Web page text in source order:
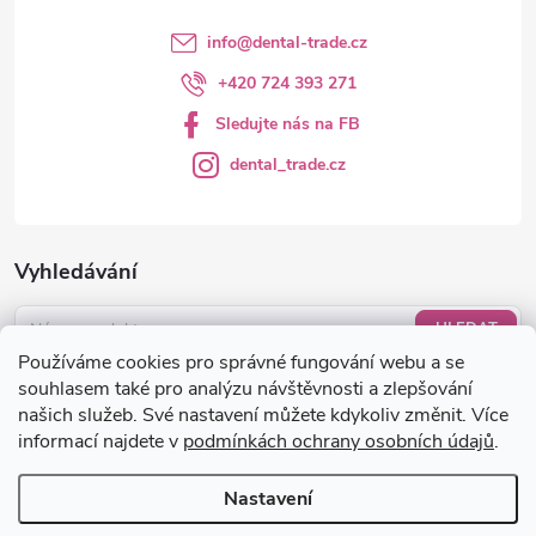
Používáme cookies pro správné fungování webu a se
souhlasem také pro analýzu návštěvnosti a zlepšování
našich služeb. Své nastavení můžete kdykoliv změnit. Více
informací najdete v podmínkách ochrany osobních údajů.
Nastavení
Vyhledávání
HLEDAT
Nákupní košík
0KS /0 KČ
info@dental-trade.cz
+420 724 393 271
Sledujte nás na FB
dental_trade.cz
Copyright 2026dental-trade.cz. Všechna práva vyhrazena.Upravit